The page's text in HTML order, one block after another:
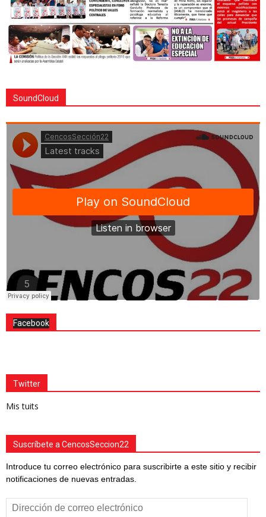
SoundCloud
Facebook
Twitter
Mis tuits
Suscríbete a CencosSeccion22
Introduce tu correo electrónico para suscribirte a este sitio y recibir
notificaciones de nuevas entradas.
Dirección